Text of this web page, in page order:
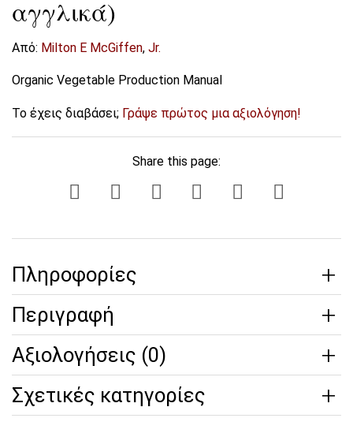
αγγλικά)
Από: Milton E McGiffen, Jr.
Organic Vegetable Production Manual
Το έχεις διαβάσει; Γράψε πρώτος μια αξιολόγηση!
Share this page:
Πληροφορίες
Περιγραφή
Αξιολογήσεις (0)
Σχετικές κατηγορίες